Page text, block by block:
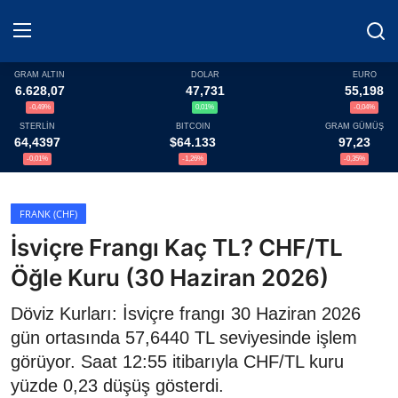
Haberler
Döviz
Altın Fiyatları
Döviz Kurları
Fonlar
Kripto Paralar
Çeviriciler
GRAM ALTIN
6.628,07
-0,49%
DOLAR
47,731
0,01%
EURO
55,198
-0,04%
STERLİN
64,4397
-0,01%
BITCOIN
$64.133
-1,26%
GRAM GÜMÜŞ
97,23
-0,35%
FRANK (CHF)
İsviçre Frangı Kaç TL? CHF/TL
Öğle Kuru (30 Haziran 2026)
Döviz Kurları: İsviçre frangı 30 Haziran 2026
gün ortasında 57,6440 TL seviyesinde işlem
görüyor. Saat 12:55 itibarıyla CHF/TL kuru
yüzde 0,23 düşüş gösterdi.